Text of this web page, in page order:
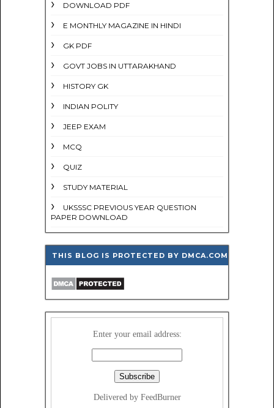
DOWNLOAD PDF
E MONTHLY MAGAZINE IN HINDI
GK PDF
GOVT JOBS IN UTTARAKHAND
HISTORY GK
INDIAN POLITY
JEEP EXAM
MCQ
QUIZ
STUDY MATERIAL
UKSSSC PREVIOUS YEAR QUESTION
PAPER DOWNLOAD
THIS BLOG IS PROTECTED BY DMCA.COM
Enter your email address:
Delivered by FeedBurner